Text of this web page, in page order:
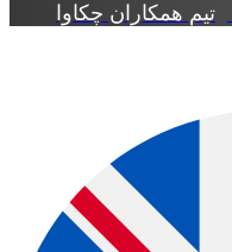
تیم همکاران چکاوا